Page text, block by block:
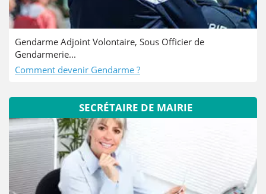
Gendarme Adjoint Volontaire, Sous Officier de
Gendarmerie...
Comment devenir Gendarme ?
SECRÉTAIRE DE MAIRIE